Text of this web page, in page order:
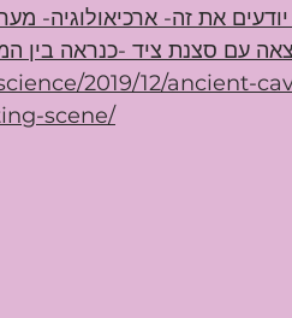
את זה- ארכיאולוגיה-
עם סצנת ציד -כנראה בין
2019/12/ancient-
scene/